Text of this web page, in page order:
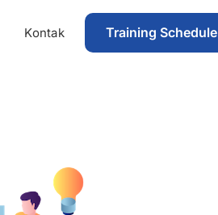
Kontak Training Schedule